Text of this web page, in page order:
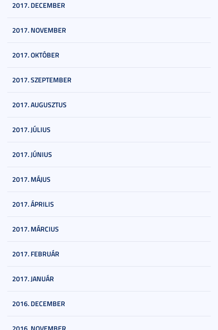
2017. DECEMBER
2017. NOVEMBER
2017. OKTÓBER
2017. SZEPTEMBER
2017. AUGUSZTUS
2017. JÚLIUS
2017. JÚNIUS
2017. MÁJUS
2017. ÁPRILIS
2017. MÁRCIUS
2017. FEBRUÁR
2017. JANUÁR
2016. DECEMBER